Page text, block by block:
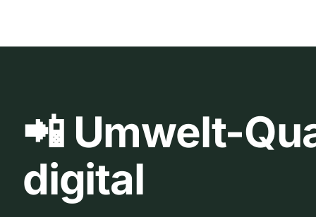
📲 Umwelt-
digital